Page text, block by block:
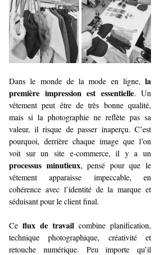
Dans le monde de la mode en ligne, la
première impression est essentielle. Un
vêtement peut être de très bonne qualité,
mais si la photographie ne reflète pas sa
valeur, il risque de passer inaperçu. C’est
pourquoi, derrière chaque image que l’on
processus minutieux, pensé pour que le
vêtement apparaisse impeccable, en
cohérence avec l’identité de la marque et
séduisant pour le client final.
Ce flux de travail combine planification,
technique photographique, créativité et
retouche numérique. Peu importe qu’il